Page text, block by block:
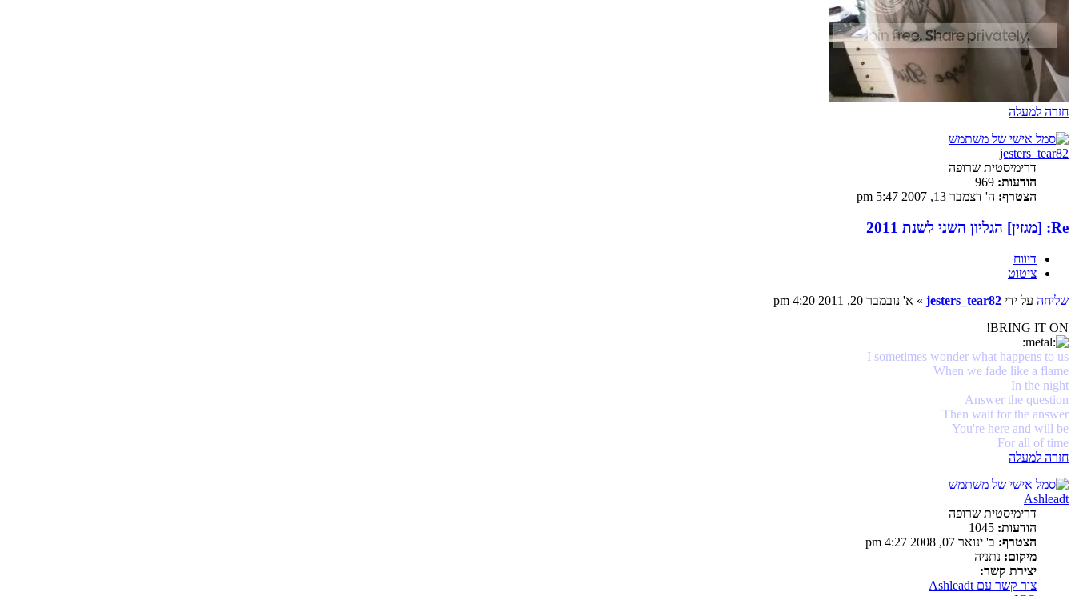
חזרה למעלה
jesters_tear82
דרימיסטית שרופה
הודעות:
הצטרף: ה' דצמבר 13, 2007 5:47 pm
Re: [מגזין] הגליון השני לשנת 2011
דיווח
ציטוט
שליחה על ידי jesters_tear82
» א' נובמבר 20, 2011 4:20 pm
BRING IT ON!
I sometimes wonder what happens to us
When we fade like a flame
In the night
Answer the question
Then wait for the answer
You're here and will be
For all of time
חזרה למעלה
Ashleadt
דרימיסטית שרופה
הודעות:
הצטרף: ב' ינואר 07, 2008 4:27 pm
מיקום: נתניה
יצירת קשר:
צור קשר עם Ashleadt